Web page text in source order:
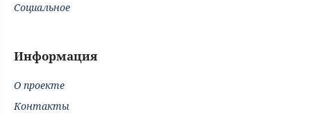
Социальное
Информация
О проекте
Контакты